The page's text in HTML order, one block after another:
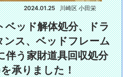
2024.01.25 川崎区 小田栄
ベッド解体処分、ドラ
ンス、ベッドフレーム
伴う家財道具回収処分
承りました！